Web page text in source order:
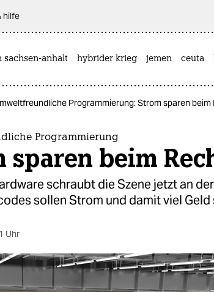
hilfe
sachsen-anhalt hybrider krieg jemen ceuta
Programmierung: Strom sparen beim
Programmierung
sparen beim
schraubt die Szene jetzt an
sollen Strom und damit viel Geld
Uhr